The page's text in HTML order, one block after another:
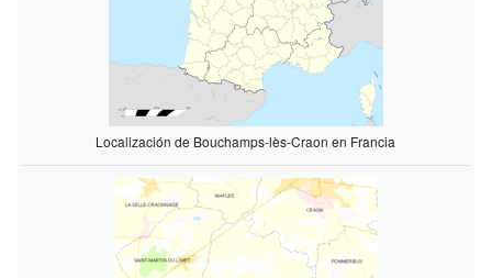
Localización de Bouchamps-lès-Craon en Francia